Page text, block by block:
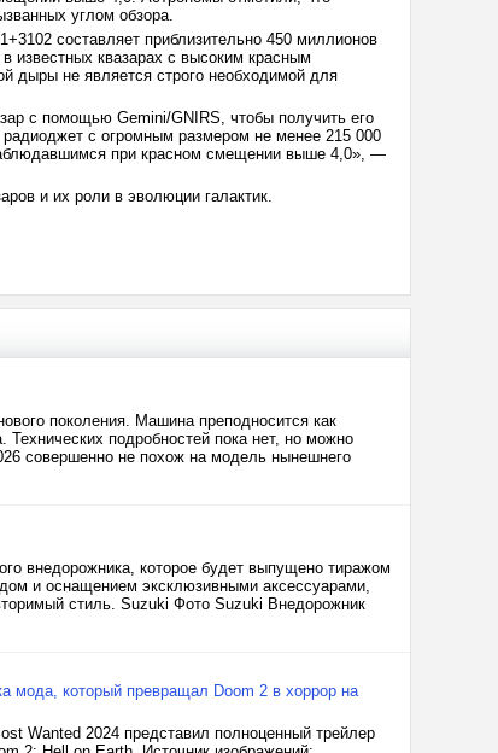
углом обзора.
составляет приблизительно 450 миллионов
квазарах с высоким красным
дыры не является строго необходимой для
с помощью Gemini/GNIRS, чтобы получить его
с огромным размером не менее 215 000
при красном смещении выше 4,0», —
и их роли в эволюции галактик.
поколения. Машина преподносится как
подробностей пока нет, но можно
совершенно не похож на модель нынешнего
внедорожника, которое будет выпущено тиражом
и оснащением эксклюзивными аксессуарами,
стиль. Suzuki Фото Suzuki Внедорожник
мода, который превращал Doom 2 в хоррор на
Wanted 2024 представил полноценный трейлер